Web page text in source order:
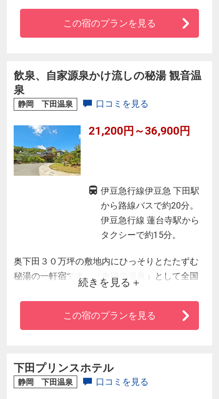
宙に昇っていく湯煙と、時間の流れにあわせて
表情を変える絶景
海を見おろす高台に建ち、ロビーで海を眺めて
過ごすのもおすすめ+＋
この宿のプランを見る
飲泉、自家源泉かけ流しの秘湯 観音温
泉
静岡 下田温泉 口コミを見る
21,200円～36,900円
伊豆急行線伊豆急 下田駅
から路線バスで約20分。
伊豆急行線 蓮台寺駅から
タクシーで約15分。
奥下田３０万坪の敷地内にひっそりとたたずむ
秘湯の一軒宿です。「奇跡の温泉」として全国
にも類をみないｐＨ９．５の強アルカリ単純泉
です。飲んでも体にやさしく、疲れを癒す源泉
を料理にも使い、山海の幸が満載の会席膳で
る体育館、武道館、ボクシングといった施設が
敷地内にあります。
続きを見る
この宿のプランを見る
下田プリンスホテル
静岡 下田温泉 口コミを見る